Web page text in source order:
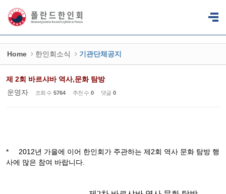
Home 한인회소식 기관단체공지
제 2회 바르샤바 역사,문화 탐방
운영자
조회 수 5764 추천 수 0 댓글 0
* 2012년 가을에 이어 한인회가 주관하는 제2회 역사 문화 탐방 행
사에 많은 참여 바랍니다.